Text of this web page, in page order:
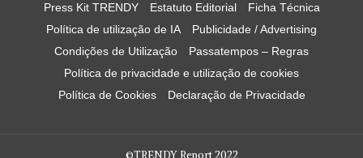
Press Kit TRENDY Estatuto Editorial
Ficha Técnica
Política de utilização de IA
Publicidade / Advertising
Condições de Utilização
Passatempos – Regras
Política de privacidade e utilização de cookies
Política de Cookies
Declaração de Privacidade
©TRENDY Report 2022